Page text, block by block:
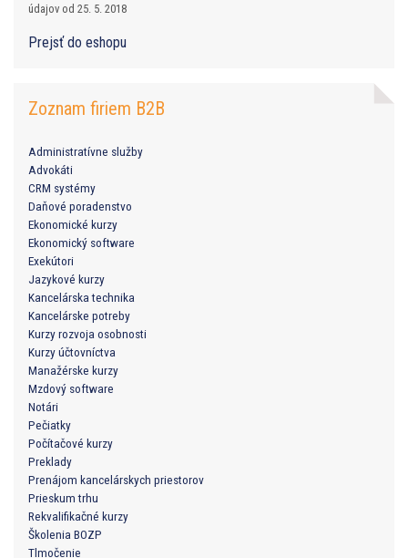
údajov od 25. 5. 2018
Prejsť do eshopu
Zoznam firiem B2B
Administratívne služby
Advokáti
CRM systémy
Daňové poradenstvo
Ekonomické kurzy
Ekonomický software
Exekútori
Jazykové kurzy
Kancelárska technika
Kancelárske potreby
Kurzy rozvoja osobnosti
Kurzy účtovníctva
Manažérske kurzy
Mzdový software
Notári
Pečiatky
Počítačové kurzy
Preklady
Prenájom kancelárskych priestorov
Prieskum trhu
Rekvalifikačné kurzy
Školenia BOZP
Tlmočenie